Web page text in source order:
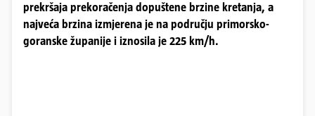
prekršaja prekoračenja dopuštene brzine kretanja, a
najveća brzina izmjerena je na području primorsko-
goranske županije i iznosila je 225 km/h.